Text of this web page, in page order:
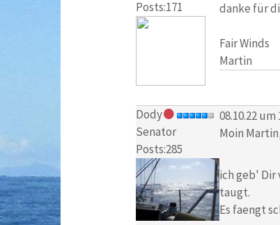
Posts:171
danke für
Fair Winds
Martin
Dody
Senator
Posts:285
08.10.22 um
Moin
ich geb' Dir
taugt.
Es faengt